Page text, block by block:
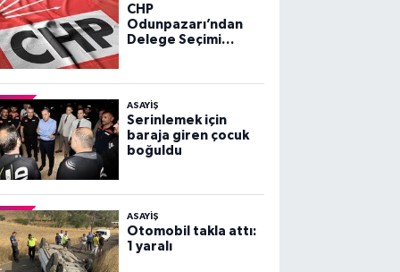
CHP
Odunpazarı’ndan
Delege Seçimi
ASAYİŞ
Serinlemek için
baraja giren çocuk
boğuldu
ASAYİŞ
Otomobil takla attı:
1 yaralı